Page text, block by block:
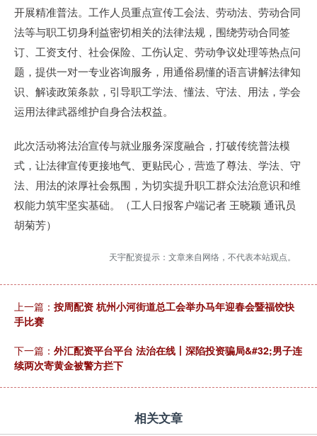
开展精准普法。工作人员重点宣传工会法、劳动法、劳动合同
法等与职工切身利益密切相关的法律法规，围绕劳动合同签
订、工资支付、社会保险、工伤认定、劳动争议处理等热点问
题，提供一对一专业咨询服务，用通俗易懂的语言讲解法律知
识、解读政策条款，引导职工学法、懂法、守法、用法，学会
运用法律武器维护自身合法权益。
此次活动将法治宣传与就业服务深度融合，打破传统普法模
式，让法律宣传更接地气、更贴民心，营造了尊法、学法、守
法、用法的浓厚社会氛围，为切实提升职工群众法治意识和维
权能力筑牢坚实基础。（工人日报客户端记者 王晓颖 通讯员
胡菊芳）
天宇配资提示：文章来自网络，不代表本站观点。
上一篇： 按周配资 杭州小河街道总工会举办马年迎春会暨福饺快
手比赛
下一篇： 外汇配资平台平台 法治在线丨深陷投资骗局&#32;男子连
续两次寄黄金被警方拦下
相关文章